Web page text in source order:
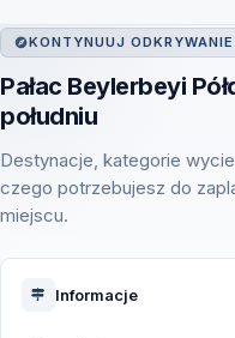
KONTYNUUJ ODKRYWANIE
Pałac Beylerbeyi
południu
Destynacje, kategorie
czego potrzebujesz do
miejscu.
Informacje